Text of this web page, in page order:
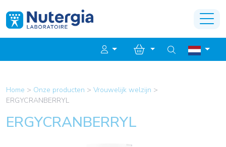
Home > Onze producten > Vrouwelijk welzijn >
ERGYCRANBERRYL
ERGYCRANBERRYL